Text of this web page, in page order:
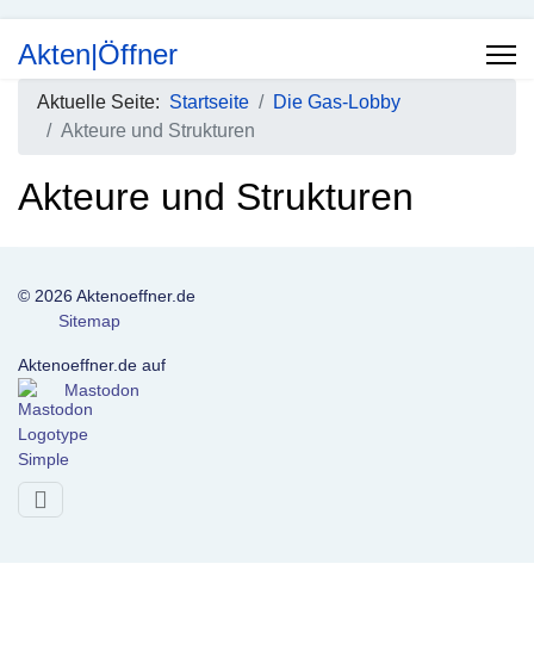
Akten|Öffner
Aktuelle Seite: Startseite
Die Gas-Lobby
Akteure und Strukturen
Akteure und Strukturen
© 2026 Aktenoeffner.de
Sitemap
Aktenoeffner.de auf
Mastodon